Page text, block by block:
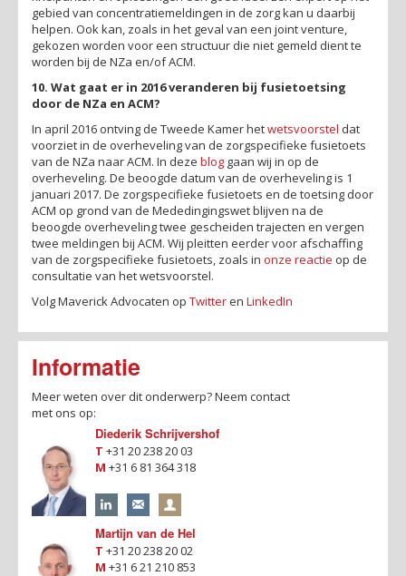
gebied van concentratiemeldingen in de zorg kan u daarbij
helpen. Ook kan, zoals in het geval van een joint venture,
gekozen worden voor een structuur die niet gemeld dient te
worden bij de NZa en/of ACM.
10. Wat gaat er in 2016 veranderen bij fusietoetsing
door de NZa en ACM?
In april 2016 ontving de Tweede Kamer hetwetsvoorstel dat
voorziet in de overheveling van de zorgspecifieke fusietoets
van de NZa naar ACM. In deze blog gaan wij in op de
overheveling. De beoogde datum van de overheveling is 1
januari 2017. De zorgspecifieke fusietoets en de toetsing door
ACM op grond van de Mededingingswet blijven na de
beoogde overheveling twee gescheiden trajecten en vergen
twee meldingen bij ACM. Wij pleitten eerder voor afschaffing
van de zorgspecifieke fusietoets, zoals in onze reactie op de
consultatie van het wetsvoorstel.
Volg Maverick Advocaten op Twitteren LinkedIn
Informatie
Meer weten over dit onderwerp?Neem contact
met ons op:
Diederik Schrijvershof
T +31 20 238 20 03
M +31 6 81 364 318
Martijn van de Hel
T +31 20 238 20 02
M +31 6 21 210 853